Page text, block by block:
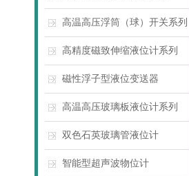
高温高压浮筒（球）开关系列
高精度磁致伸缩液位计系列
磁性浮子型液位变送器
高温高压玻璃板液位计系列
双色石英玻璃管液位计
智能型超声波物位计